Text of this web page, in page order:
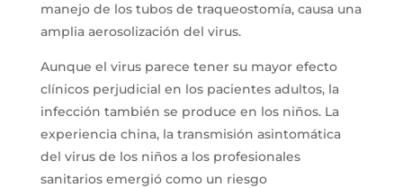
manejo de los tubos de traqueostomía, causa una
amplia aerosolización del virus.
Aunque el virus parece tener su mayor efecto
clínicos perjudicial en los pacientes adultos, la
infección también se produce en los niños. La
experiencia china, la transmisión asintomática
del virus de los niños a los profesionales
sanitarios emergió como un riesgo